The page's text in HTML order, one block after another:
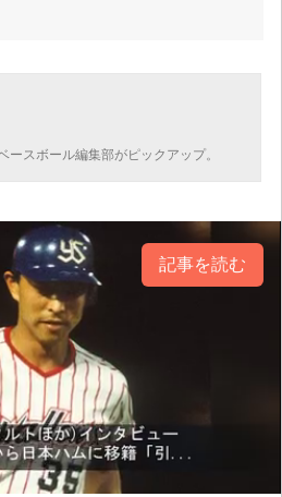
ースボール編集部がピックアップ。
記事を読む